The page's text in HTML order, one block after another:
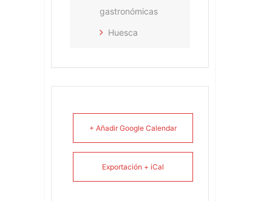
gastronómicas
Huesca
+ Añadir Google Calendar
Exportación + iCal